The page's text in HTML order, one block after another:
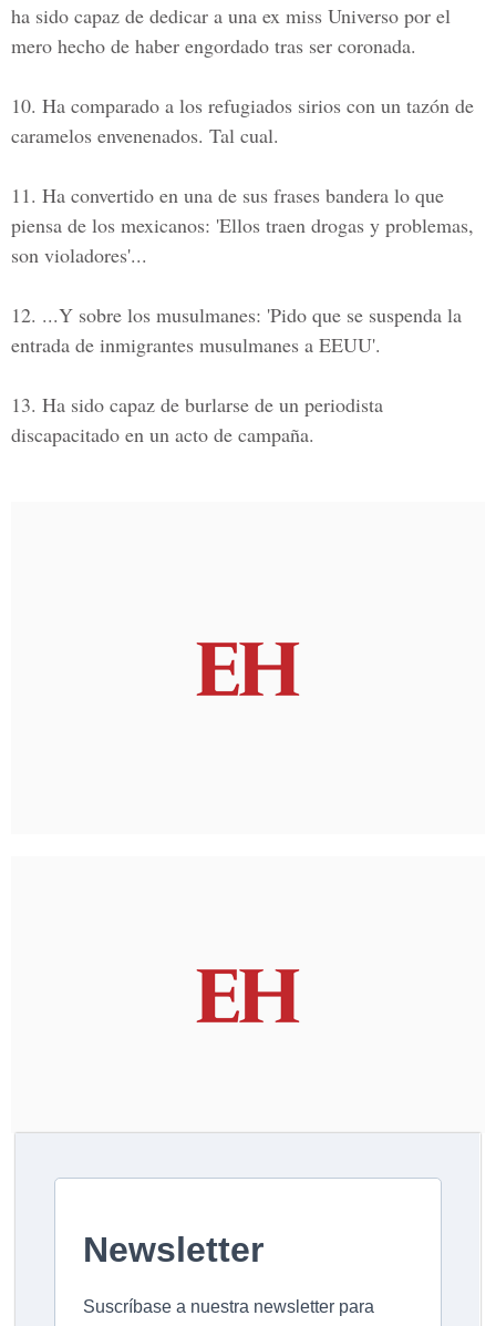
ha sido capaz de dedicar a una ex miss Universo por el
mero hecho de haber engordado tras ser coronada.
10. Ha comparado a los refugiados sirios con un tazón de
caramelos envenenados. Tal cual.
11. Ha convertido en una de sus frases bandera lo que
piensa de los mexicanos: 'Ellos traen drogas y problemas,
son violadores'...
12. ...Y sobre los musulmanes: 'Pido que se suspenda la
entrada de inmigrantes musulmanes a EEUU'.
13. Ha sido capaz de burlarse de un periodista
discapacitado en un acto de campaña.